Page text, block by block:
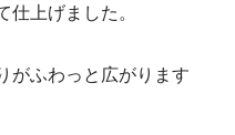
上げました。
がふわっと広がります